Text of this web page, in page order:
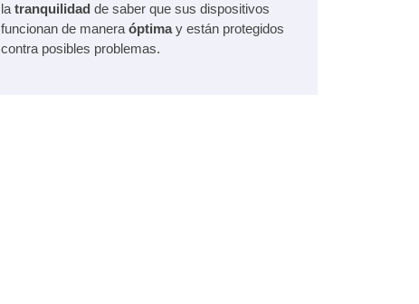
la tranquilidad de saber que sus dispositivos
funcionan de manera óptimay están protegidos
contra posibles problemas.